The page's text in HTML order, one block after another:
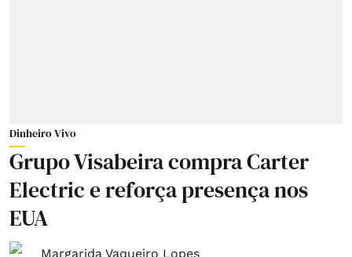
Dinheiro Vivo
Grupo Visabeira compra Carter
Electric e reforça presença nos
EUA
Margarida Vaqueiro Lopes